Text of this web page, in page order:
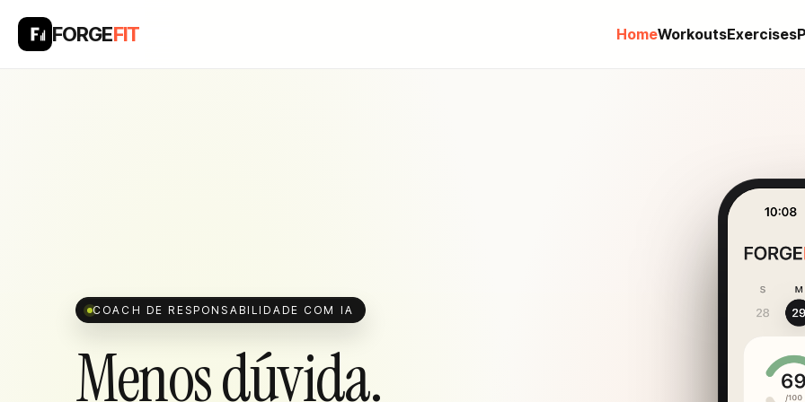
FORGEFIT HomeWorkoutsExercises
COACH DE RESPONSABILIDADE COM IA
Menos dúvida.